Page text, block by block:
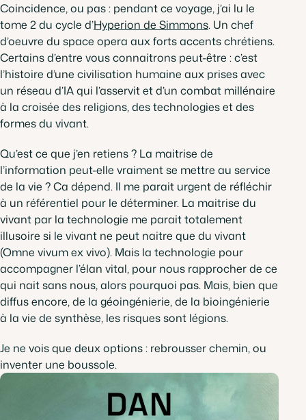
Coincidence, ou pas : pendant ce voyage, j’ai lu le
tome 2 du cycle d’Hyperion de Simmons. Un chef
d’oeuvre du space opera aux forts accents chrétiens.
Certains d’entre vous connaitrons peut-être : c’est
l’histoire d’une civilisation humaine aux prises avec
un réseau d’IA qui l’asservit et d’un combat millénaire
à la croisée des religions, des technologies et des
formes du vivant.
Qu’est ce que j’en retiens ? La maitrise de
l’information peut-elle vraiment se mettre au service
de la vie ? Ca dépend. Il me parait urgent de réfléchir
à un référentiel pour le déterminer. La maitrise du
vivant par la technologie me parait totalement
illusoire si le vivant ne peut naitre que du vivant
(Omne vivumex vivo). Mais la technologie pour
accompagner l’élan vital, pour nous rapprocher de ce
qui nait sans nous, alors pourquoi pas. Mais, bien que
diffus encore, de la géoingénierie, de la bioingénierie
à la vie de synthèse, les risques sont légions.
Je ne vois que deux options : rebrousser chemin, ou
inventer une boussole.